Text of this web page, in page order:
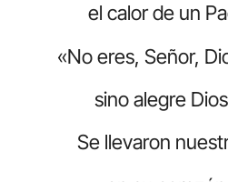
el calor de un
«No eres, Señor,
sino alegre
Se llevaron